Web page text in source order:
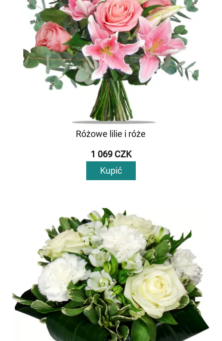
Różowe lilie i róże
1 069 CZK
Kupić